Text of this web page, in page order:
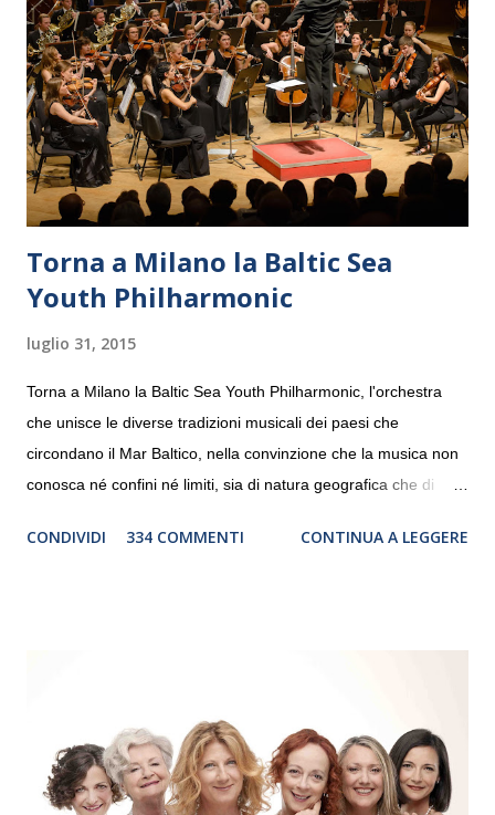
Torna a Milano la Baltic Sea
Youth Philharmonic
luglio 31, 2015
Torna a Milano la Baltic Sea Youth Philharmonic, l'orchestra
che unisce le diverse tradizioni musicali dei paesi che
circondano il Mar Baltico, nella convinzione che la musica non
conosca né confini né limiti, sia di natura geografica che di
debutterà il 10 settembre a Heiden, in Germania, e toccherà, in
“Settembre dell’Accademia” dove si esibirà per il secondo anno
consecutivo. Il pubblico milanese avrà il piacere di applaudire i
giovani artisti della Baltic Sea Youth Philharmonic per la quarta
CONDIVIDI 334 COMMENTI CONTINUA A LEGGERE